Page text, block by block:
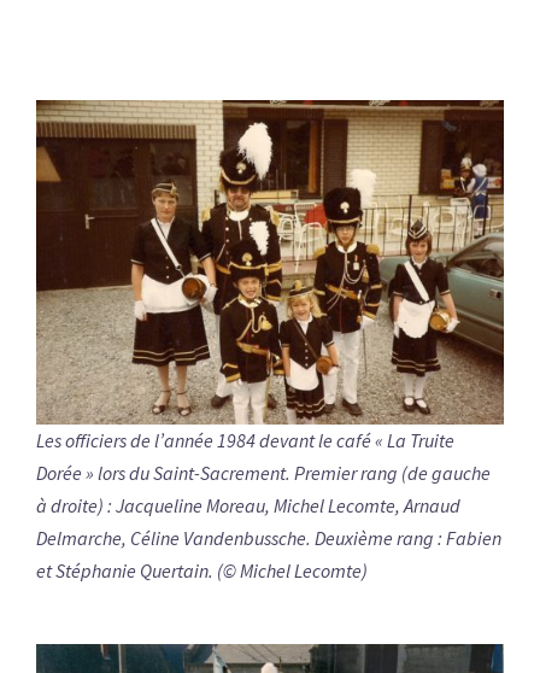
Les officiers de l’année 1984 devant le café « La Truite
Dorée » lors du Saint-Sacrement. Premier rang (de gauche
à droite) : Jacqueline Moreau, Michel Lecomte, Arnaud
Delmarche, Céline Vandenbussche. Deuxième rang : Fabien
et Stéphanie Quertain. (© Michel Lecomte)